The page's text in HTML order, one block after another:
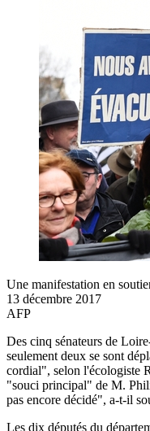
Une manifestation en
13 décembre 2017
AFP
Des cinq sénateurs de
seulement deux se sont
cordial", selon l'écologiste
"souci principal" de M.
pas encore décidé", a-t-il
Les dix députés du